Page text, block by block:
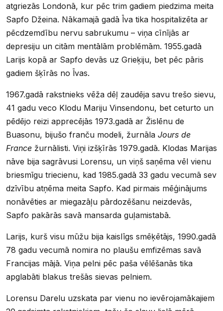
atgriezās Londonā, kur pēc trim gadiem piedzima meita
Sapfo Džeina. Nākamajā gadā Īva tika hospitalizēta ar
pēcdzemdību nervu sabrukumu – viņa cīnījās ar
depresiju un citām mentālām problēmām. 1955.gadā
Larijs kopā ar Sapfo devās uz Grieķiju, bet pēc pāris
gadiem šķīrās no Īvas.
1967.gadā rakstnieks vēža dēļ zaudēja savu trešo sievu,
41 gadu veco Klodu Mariju Vinsendonu, bet ceturto un
pēdējo reizi apprecējās 1973.gadā ar Žislēnu de
Buasonu, bijušo franču modeli, žurnāla Jours de
France žurnālisti. Viņi izšķīrās 1979.gadā. Klodas Marijas
nāve bija sagrāvusi Lorensu, un viņš saņēma vēl vienu
briesmīgu triecienu, kad 1985.gadā 33 gadu vecumā sev
dzīvību atņēma meita Sapfo. Kad pirmais mēģinājums
nonāvēties ar miegazāļu pārdozēšanu neizdevās,
Sapfo pakārās savā mansarda guļamistabā.
Larijs, kurš visu mūžu bija kaislīgs smēķētājs, 1990.gadā
78 gadu vecumā nomira no plaušu emfizēmas savā
Francijas mājā. Viņa pelni pēc paša vēlēšanās tika
apglabāti blakus trešās sievas pelniem.
Lorensu Darelu uzskata par vienu no ievērojamākajiem